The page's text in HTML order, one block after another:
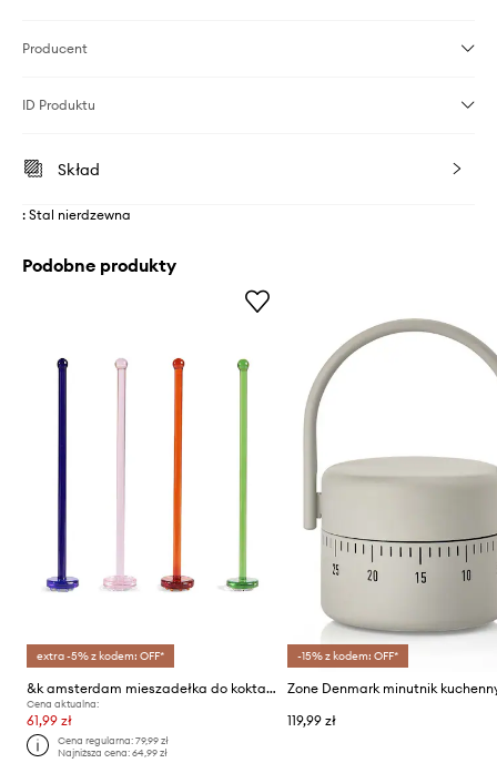
Producent
ID Produktu
Skład
: Stal nierdzewna
Podobne produkty
extra -5% z kodem: OFF*
&k amsterdam mieszadełka do koktajli 4-pack
Cena aktualna:
61,99 zł
Cena regularna:79,99 zł
Najniższa cena:64,99 zł
-15% z kodem: OFF*
119,99 zł